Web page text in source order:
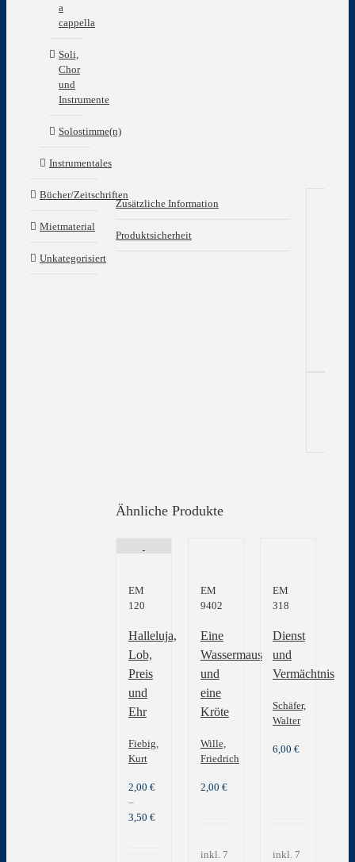
Zusätzliche Information
Produktsicherheit
Ähnliche Produkte
EM
120
Halleluja,
Lob,
Preis
und
Ehr
Fiebig,
Kurt
2,00 €
–
3,50 €
EM
9402
Eine
Wassermaus
und
eine
Kröte
Wille,
Friedrich
2,00 €
inkl. 7
EM
318
Dienst
und
Vermächtnis
Schäfer,
Walter
6,00 €
inkl. 7
a
cappella
Soli,
Chor
und
Instrumente
Solostimme(n)
Instrumentales
Bücher/Zeitschriften
Mietmaterial
Unkategorisiert